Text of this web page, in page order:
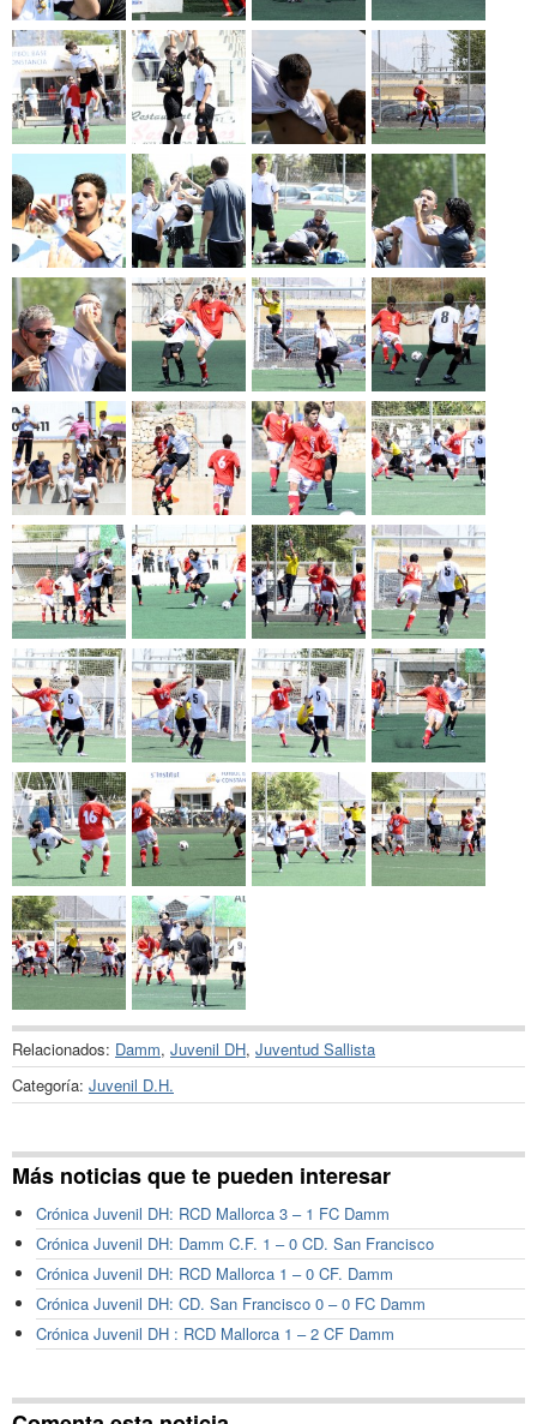
Relacionados: Damm, Juvenil DH, Juventud Sallista
Categoría: Juvenil D.H.
Más noticias que te pueden interesar
Crónica Juvenil DH: RCD Mallorca 3 – 1 FC Damm
Crónica Juvenil DH: Damm C.F. 1 – 0 CD. San Francisco
Crónica Juvenil DH: RCD Mallorca 1 – 0 CF. Damm
Crónica Juvenil DH: CD. San Francisco 0 – 0 FC Damm
Crónica Juvenil DH : RCD Mallorca 1 – 2 CF Damm